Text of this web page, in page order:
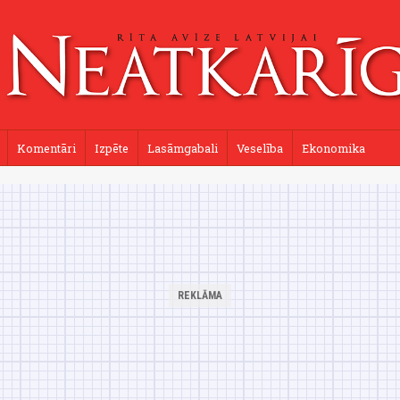
Komentāri Izpēte Lasāmgabali Veselība Ekonomika